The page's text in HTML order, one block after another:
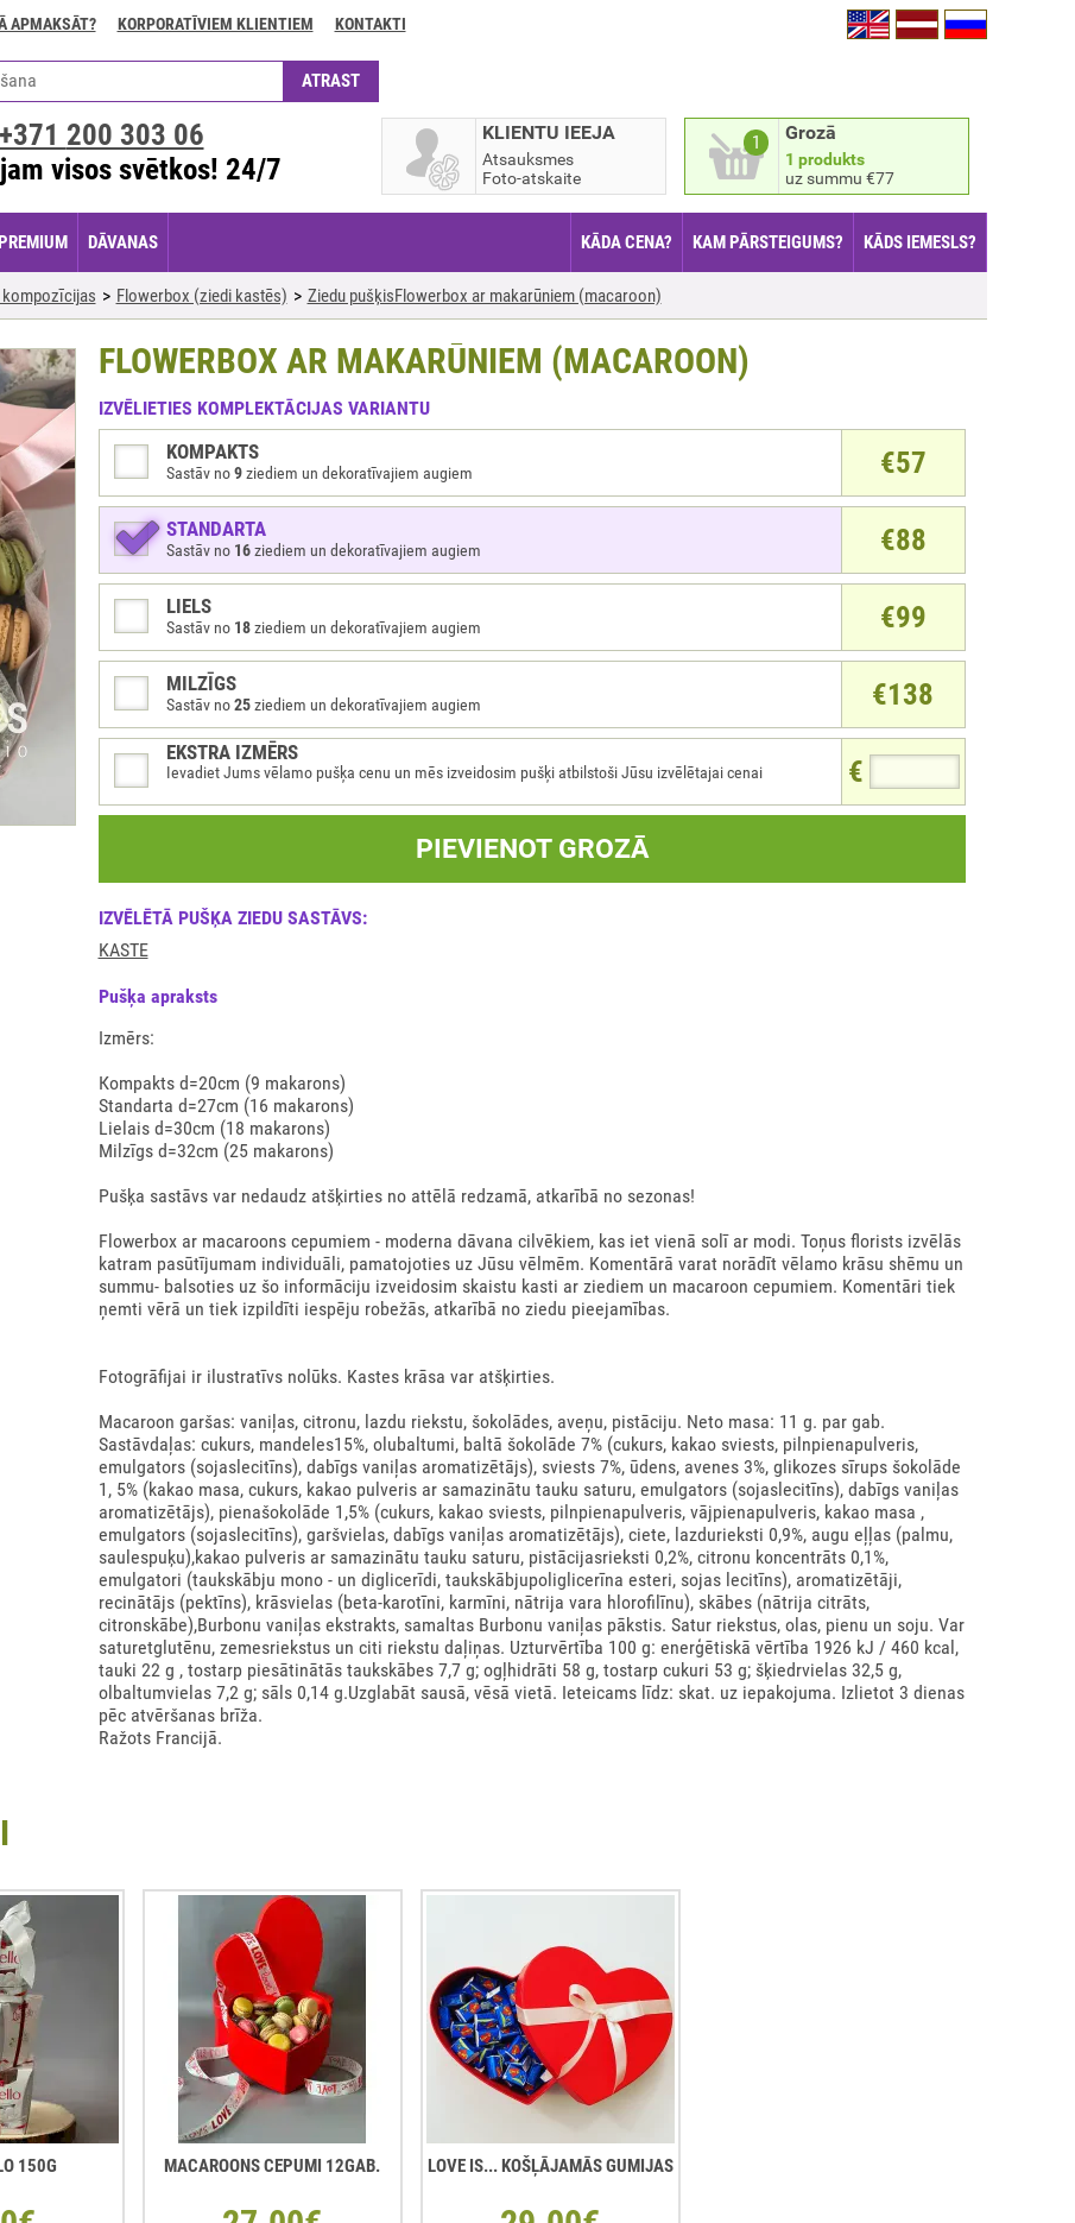
APMAKSĀT? KORPORATĪVIEM KLIENTIEM KONTAKTI
1 Grozā
1 produkts
uz summu €77
KLIENTU IEEJA
Atsauksmes
Foto-atskaite
+371 200 303 06
visos svētkos! 24/7
DĀVANAS KĀDA CENA? KAM PĀRSTEIGUMS? KĀDS IEMESLS?
Flowerbox (ziedi kastēs) Ziedu pušķisFlowerbox ar makarūniem (macaroon)
FLOWERBOX AR MAKARŪNIEM (MACAROON)
IZVĒLIETIES KOMPLEKTĀCIJAS VARIANTU
€57
KOMPAKTS
Sastāv no9ziediem un dekoratīvajiem augiem
€88
STANDARTA
Sastāv no 16ziediem un dekoratīvajiem augiem
€99
LIELS
Sastāv no 18ziediem un dekoratīvajiem augiem
€138
MILZĪGS
Sastāv no25ziediem un dekoratīvajiem augiem
€
EKSTRA IZMĒRS
Ievadiet Jums vēlamo pušķa cenu un mēs izveidosim pušķi atbilstoši Jūsu izvēlētajai cenai
PIEVIENOT GROZĀ
IZVĒLĒTĀ PUŠĶA ZIEDU SASTĀVS:
KASTE
Pušķа apraksts
Izmērs:
Коmpakts d=20сm (9 makarons)
Standarta d=27cm (16 makarons)
Lielais d=30cm (18 makarons)
Milzīgs d=32cm (25 makarons)
Pušķa sastāvs var nedaudz atšķirties no attēlā redzamā, atkarībā no sezonas!
Flowerbox ar macaroons cepumiem - moderna dāvana cilvēkiem, kas iet vienā solī ar modi. Toņus florists izvēlās
katram pasūtījumam individuāli, pamatojoties uz Jūsu vēlmēm. Komentārā varat norādīt vēlamo krāsu shēmu un
summu- balsoties uz šo informāciju izveidosim skaistu kasti ar ziediem un macaroon cepumiem. Komentāri tiek
ņemti vērā un tiek izpildīti iespēju robežās, atkarībā no ziedu pieejamības.
Fotogrāfijai ir ilustratīvs nolūks. Kastes krāsa var atšķirties.
Macaroon garšas: vaniļas, citronu, lazdu riekstu, šokolādes, aveņu, pistāciju. Neto masa: 11 g. par gab.
Sastāvdaļas: cukurs, mandeles15%, olubaltumi, baltā šokolāde 7% (cukurs, kakao sviests, pilnpienapulveris,
emulgators (sojaslecitīns), dabīgs vaniļas aromatizētājs), sviests 7%, ūdens, avenes 3%, glikozes sīrups šokolāde
1, 5% (kakao masa, cukurs, kakao pulveris ar samazinātu tauku saturu, emulgators (sojaslecitīns), dabīgs vaniļas
aromatizētājs), pienašokolāde 1,5% (cukurs, kakao sviests, pilnpienapulveris, vājpienapulveris, kakao masa ,
emulgators (sojaslecitīns), garšvielas, dabīgs vaniļas aromatizētājs), ciete, lazdurieksti 0,9%, augu eļļas (palmu,
saulespuķu),kakao pulveris ar samazinātu tauku saturu, pistācijasrieksti 0,2%, citronu koncentrāts 0,1%,
emulgatori (taukskābju mono - un diglicerīdi, taukskābjupoliglicerīna esteri, sojas lecitīns), aromatizētāji,
recinātājs (pektīns), krāsvielas (beta-karotīni, karmīni, nātrija vara hlorofilīnu), skābes (nātrija citrāts,
citronskābe),Burbonu vaniļas ekstrakts, samaltas Burbonu vaniļas pākstis. Satur riekstus, olas, pienu un soju. Var
saturetglutēnu, zemesriekstus un citi riekstu daļiņas. Uzturvērtība 100 g: enerģētiskā vērtība 1926 kJ / 460 kcal,
tauki 22 g , tostarp piesātinātās taukskābes 7,7 g; ogļhidrāti 58 g, tostarp cukuri 53 g; šķiedrvielas 32,5 g,
olbaltumvielas 7,2 g; sāls 0,14 g.Uzglabāt sausā, vēsā vietā. Ieteicams līdz: skat. uz iepakojuma. Izlietot 3 dienas
pēc atvēršanas brīža.
Ražots Francijā.
150G MACAROONS CEPUMI 12GAB. LOVE IS... KOŠĻĀJAMĀS GUMIJAS